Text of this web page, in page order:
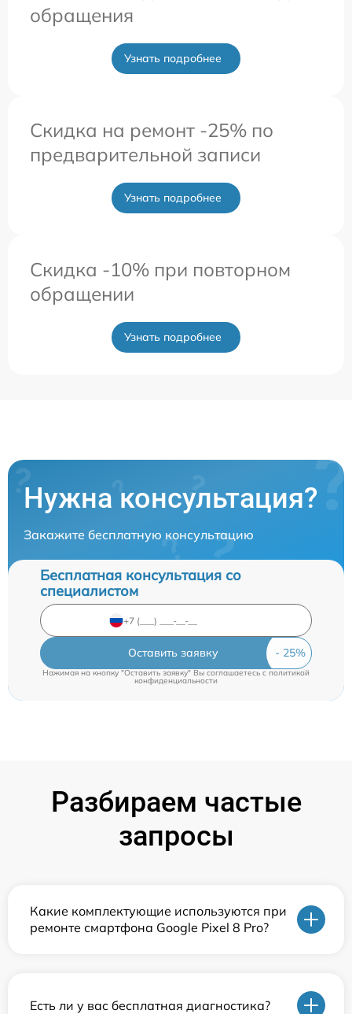
обращения
Узнать подробнее
Скидка на ремонт -25% по
предварительной записи
Узнать подробнее
Скидка -10% при повторном
обращении
Узнать подробнее
Нужна консультация?
Закажите бесплатную консультацию
Бесплатная консультация со
специалистом
Оставить заявку
Нажимая на кнопку "Оставить заявку" Вы соглашаетесь c политикой
конфиденциальности
Разбираем частые
запросы
Какие комплектующие используются при
ремонте смартфона Google Pixel 8 Pro?
Есть ли у вас бесплатная диагностика?